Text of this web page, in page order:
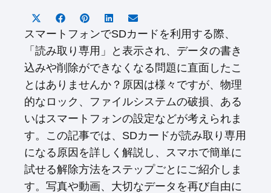
h
a
r
e
o
n
(
T
w
t
t
e
h
a
r
e
o
n
a
c
b
o
o
k
h
a
r
e
o
n
n
e
r
e
s
t
h
a
r
e
o
n
i
n
e
d
n
r
o
n
m
a
l
スマートフォンでSDカードを利用する際、
「読み取り専用」と表示され、データの書き
込みや削除ができなくなる問題に直面したこ
とはありませんか？原因は様々ですが、物理
的なロック、ファイルシステムの破損、ある
いはスマートフォンの設定などが考えられま
す。この記事では、SDカードが読み取り専用
になる原因を詳しく解説し、スマホで簡単に
試せる解除方法をステップごとにご紹介しま
す。写真や動画、大切なデータを再び自由に